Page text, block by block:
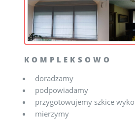
KOMPLEKSOWO
doradzamy
podpowiadamy
przygotowujemy szkice
mierzymy